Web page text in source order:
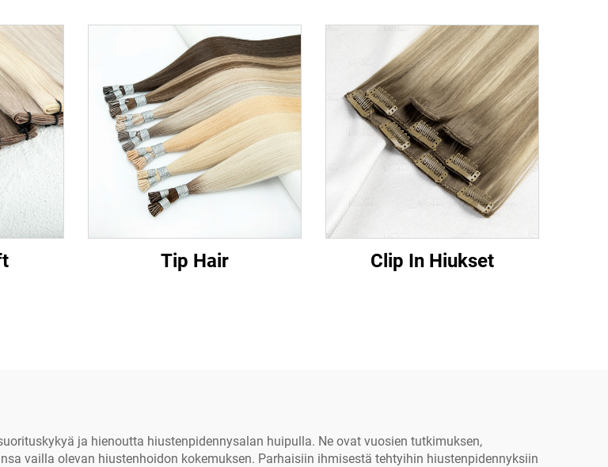
Tip Hair Clip In Hiukset
ja hienoutta hiustenpidennysalan huipulla. Ne ovat vuosien tutkimuksen,
vailla olevan hiustenhoidon kokemuksen. Parhaisiin ihmisestä tehtyihin hiustenpidennyksiin